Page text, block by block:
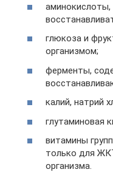
аминокислоты,
глюкоза и
организмом;
ферменты,
калий, натрий
глутаминовая
витамины
только для
организма.